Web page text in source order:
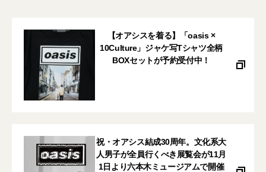
【オアシスを着る】「oasis ×
10Culture」ジャケ写Tシャツ全柄
BOXセットが予約受付中！
祝・オアシス結成30周年。文化系大
人男子が全員行くべき展覧会が11月
1日より六本木ミュージアムで開催